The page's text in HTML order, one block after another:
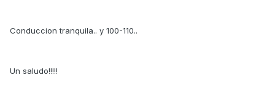
Conduccion tranquila.. y 100-110..
Un saludo!!!!!